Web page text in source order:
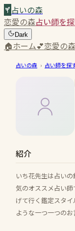
占いの森
恋愛の森占い師を
Dark
🏠ホーム💕恋愛の森
占いの森 › 占い師を探
紹介
いち花先生は占い
気のオススメ占い
げて行く鑑定スタ
ような一つ一つのお